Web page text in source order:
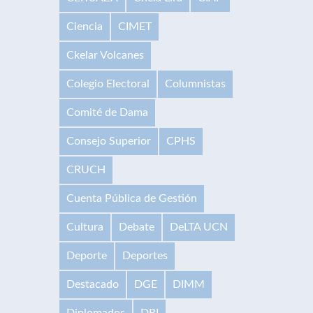
Ciencia CIMET
Ckelar Volcanes
Colegio Electoral Columnistas
Comité de Dama
Consejo Superior CPHS
CRUCH
Cuenta Pública de Gestión
Cultura Debate DeLTA UCN
Deporte Deportes
Destacado DGE DIMM